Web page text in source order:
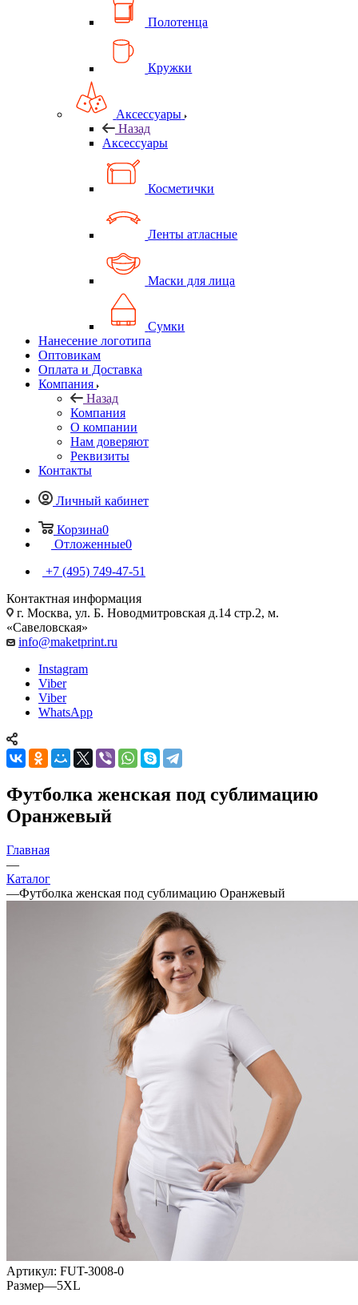
Полотенца
Кружки
Аксессуары
Назад
Аксессуары
Косметички
Ленты атласные
Маски для лица
Сумки
Нанесение логотипа
Оптовикам
Оплата и Доставка
Компания
Назад
Компания
О компании
Нам доверяют
Реквизиты
Контакты
Личный кабинет
Корзина0
Отложенные0
+7 (495) 749-47-51
Контактная информация
г. Москва, ул. Б. Новодмитровская д.14 стр.2, м.
«Савеловская»
info@maketprint.ru
Instagram
Viber
Viber
WhatsApp
Футболка женская под сублимацию
Оранжевый
Главная
—
Каталог
—Футболка женская под сублимацию Оранжевый
Артикул: FUT-3008-0
Размер—5XL